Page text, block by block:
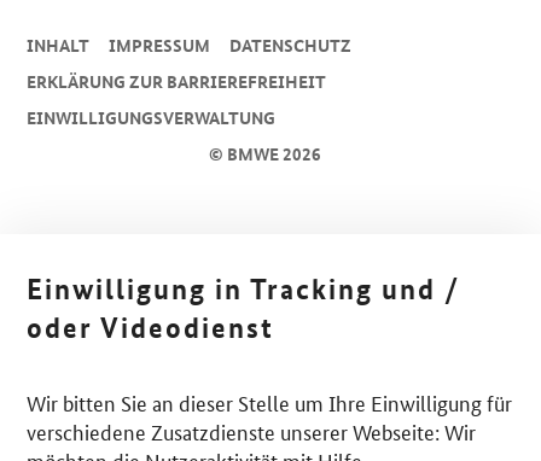
© BMWE 2026
INHALT IMPRESSUM
DA­TEN­SCHUTZ
ERKLÄRUNG ZUR BARRIEREFREIHEIT
EINWILLIGUNGSVERWALTUNG
Einwilligung in Tracking und /
oder Videodienst
Wir bitten Sie an dieser Stelle um Ihre Einwilligung für
verschiedene Zusatzdienste unserer Webseite: Wir